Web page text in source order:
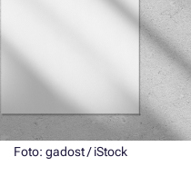
Foto: gadost / iStock